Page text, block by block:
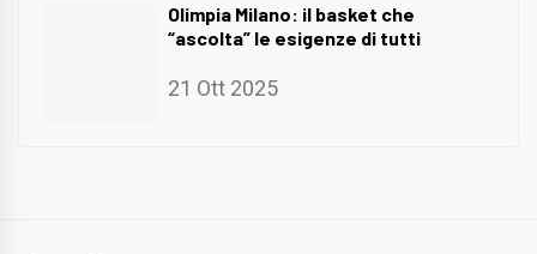
Olimpia Milano: il basket che
“ascolta” le esigenze di tutti
21 Ott 2025